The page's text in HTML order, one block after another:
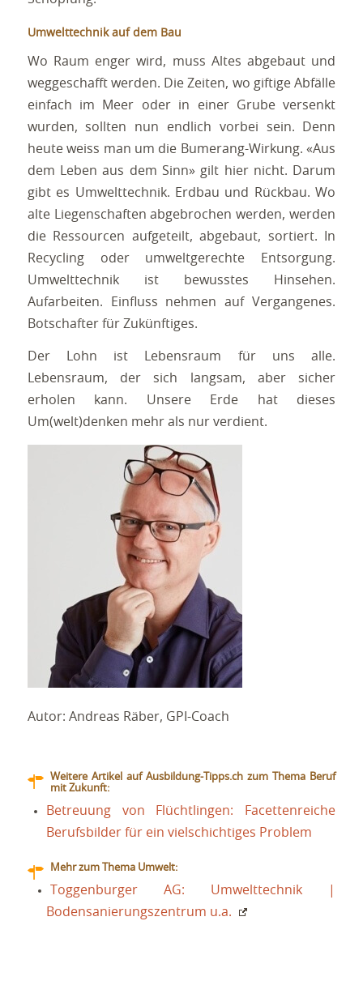
Umwelttechnik auf dem Bau
Wo Raum enger wird, muss Altes abgebaut und
weggeschafft werden. Die Zeiten, wo giftige Abfälle
einfach im Meer oder in einer Grube versenkt
wurden, sollten nun endlich vorbei sein. Denn
heute weiss man um die Bumerang-Wirkung. «Aus
dem Leben aus dem Sinn» gilt hier nicht. Darum
gibt es Umwelttechnik. Erdbau und Rückbau. Wo
alte Liegenschaften abgebrochen werden, werden
die Ressourcen aufgeteilt, abgebaut, sortiert. In
Recycling oder umweltgerechte Entsorgung.
Umwelttechnik ist bewusstes Hinsehen.
Aufarbeiten. Einfluss nehmen auf Vergangenes.
Botschafter für Zukünftiges.
Der Lohn ist Lebensraum für uns alle.
Lebensraum, der sich langsam, aber sicher
erholen kann. Unsere Erde hat dieses
Um(welt)denken mehr als nur verdient.
Autor: Andreas Räber, GPI-Coach
Weitere Artikel auf Ausbildung-Tipps.ch zum Thema Beruf
mit Zukunft:
Betreuung von Flüchtlingen: Facettenreiche
Berufsbilder für ein vielschichtiges Problem
Mehr zum Thema Umwelt:
Toggenburger AG: Umwelttechnik |
Bodensanierungszentrum u.a.